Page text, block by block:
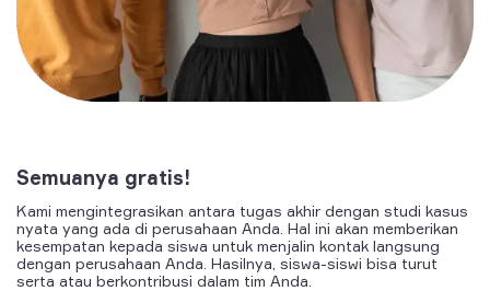
Semuanya gratis!
Kami mengintegrasikan antara tugas akhir dengan studi kasus
nyata yang ada di perusahaan Anda. Hal ini akan memberikan
kesempatan kepada siswa untuk menjalin kontak langsung
dengan perusahaan Anda. Hasilnya, siswa-siswi bisa turut
serta atau berkontribusi dalam tim Anda.